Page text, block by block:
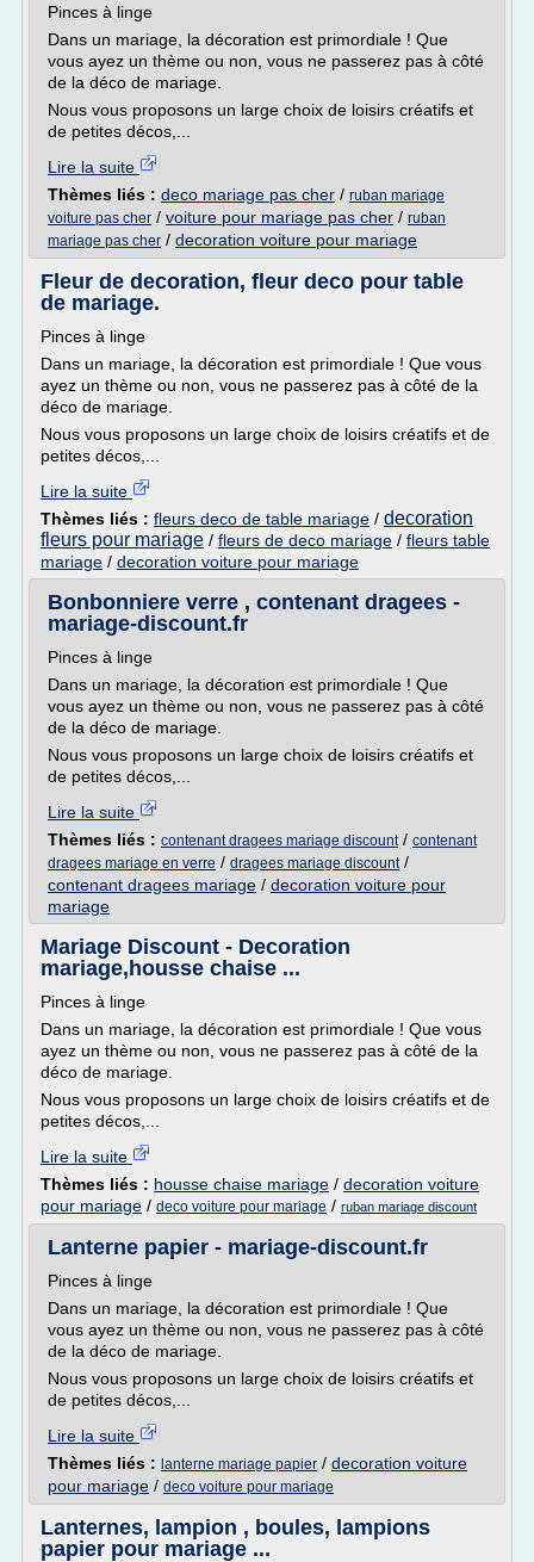
Pinces à linge
Dans un mariage, la décoration est primordiale ! Que
vous ayez un thème ou non, vous ne passerez pas à côté
de la déco de mariage.
Nous vous proposons un large choix de loisirs créatifs et
de petites décos,...
Lire la suite
Thèmes liés : deco mariage pas cher / ruban mariage
voiture pas cher / voiture pour mariage pas cher / ruban
mariage pas cher / decoration voiture pour mariage
Fleur de decoration, fleur deco pour table
de mariage.
Pinces à linge
Dans un mariage, la décoration est primordiale ! Que vous
ayez un thème ou non, vous ne passerez pas à côté de la
déco de mariage.
Nous vous proposons un large choix de loisirs créatifs et de
petites décos,...
Lire la suite
Thèmes liés : fleurs deco de table mariage / decoration
fleurs pour mariage / fleurs de deco mariage / fleurs table
mariage / decoration voiture pour mariage
Bonbonniere verre , contenant dragees -
mariage-discount.fr
Pinces à linge
Dans un mariage, la décoration est primordiale ! Que
vous ayez un thème ou non, vous ne passerez pas à côté
de la déco de mariage.
Nous vous proposons un large choix de loisirs créatifs et
de petites décos,...
Lire la suite
Thèmes liés : contenant dragees mariage discount/ contenant
dragees mariage en verre / dragees mariage discount/
contenant dragees mariage / decoration voiture pour
mariage
Mariage Discount - Decoration
mariage,housse chaise ...
Pinces à linge
Dans un mariage, la décoration est primordiale ! Que vous
ayez un thème ou non, vous ne passerez pas à côté de la
déco de mariage.
Nous vous proposons un large choix de loisirs créatifs et de
petites décos,...
Lire la suite
Thèmes liés : housse chaise mariage / decoration voiture
pour mariage / deco voiture pour mariage / ruban mariage discount
Lanterne papier - mariage-discount.fr
Pinces à linge
Dans un mariage, la décoration est primordiale ! Que
vous ayez un thème ou non, vous ne passerez pas à côté
de la déco de mariage.
Nous vous proposons un large choix de loisirs créatifs et
de petites décos,...
Lire la suite
Thèmes liés : lanterne mariage papier / decoration voiture
pour mariage / deco voiture pour mariage
Lanternes, lampion , boules, lampions
papier pour mariage ...